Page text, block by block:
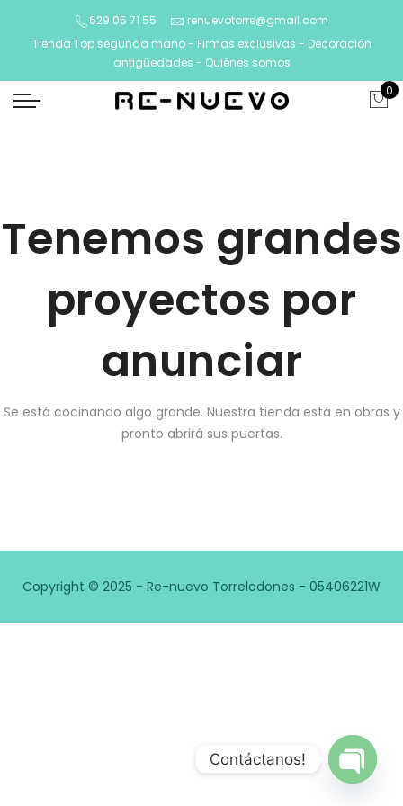
629 05 71 55
renuevotorre@gmail.com
Tienda Top segunda mano - Firmas exclusivas - Decoración
antigüedades - Quiénes somos
0
Tenemos grandes
proyectos por
anunciar
Se está cocinando algo grande. Nuestra tienda está en obras y
pronto abrirá sus puertas.
Copyright © 2025 - Re-nuevo Torrelodones - 05406221W
Contáctanos!